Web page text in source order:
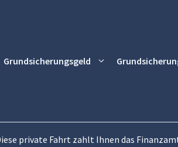
Grundsicherungsgeld
private Fahrt zahlt Ihnen das